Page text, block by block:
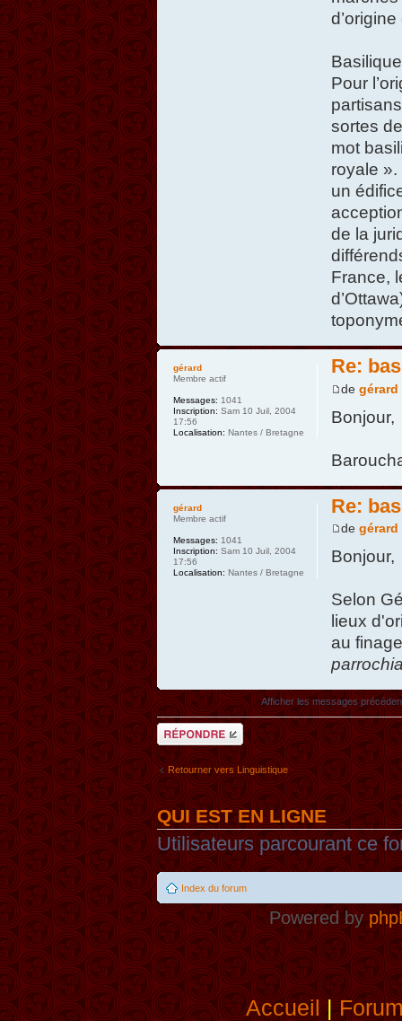
Pour
sortes
mot
royale
un
de la
France,
Re:
de gérard
Bonjour,
gérard
Membre actif
Messages: 1041
Inscription: Sam 10 Juil, 2004
17:56
Localisation: Nantes / Bretagne
Re:
de gérard
Bonjour,
Selon
lieux
au
gérard
Membre actif
Messages: 1041
Inscription: Sam 10 Juil, 2004
17:56
Localisation: Nantes / Bretagne
Afficher les messages
Répondre
Retourner vers Linguistique
QUI EST EN LIGNE
Utilisateurs parcourant ce
Index du forum
Powered by
Accueil|